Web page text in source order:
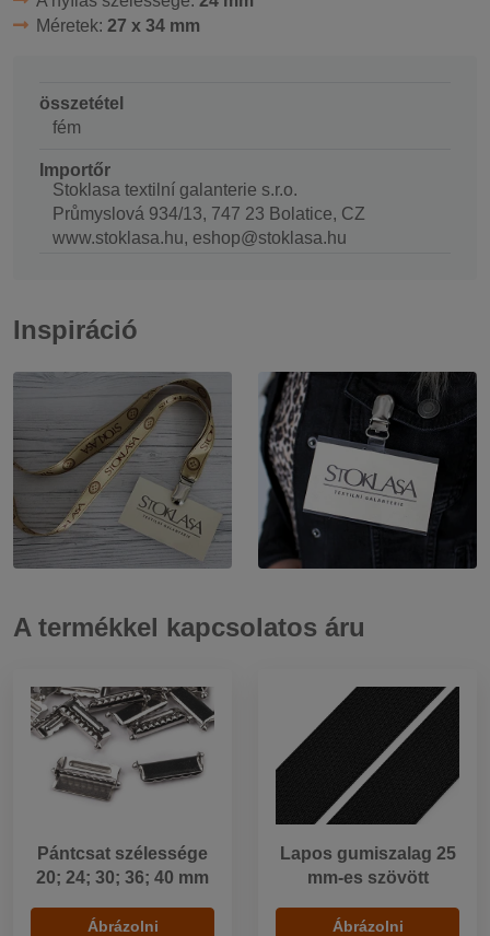
Méretek: 27 x 34 mm
összetétel
fém
Importőr
Stoklasa textilní galanterie s.r.o.
Průmyslová 934/13, 747 23 Bolatice, CZ
www.stoklasa.hu, eshop@stoklasa.hu
Inspiráció
A termékkel kapcsolatos áru
Pántcsat szélessége
20; 24; 30; 36; 40 mm
Ábrázolni
Lapos gumiszalag 25
mm-es szövött
Ábrázolni